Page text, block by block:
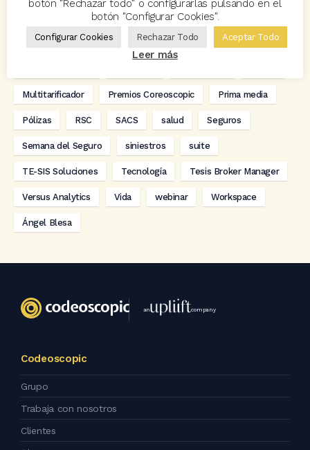
Eventos formación
hogar Innovación Innova Ibérica
Multitarificador Premios Coreoscopic Prima media
Pólizas RSC SACS salud Seguros
Semana del Seguro siniestros suite
TE-SIS Soluciones Tecnología Tesis Broker Manager
Versus Analytics Vida webinar Workspace
Ángel Blesa
an company
Codeoscopic
Grupo
Trabaja con nosotros
Clientes
botón "Rechazar todo" o configurarlas pulsando en el
botón "Configurar Cookies".
Configurar Cookies Rechazar Todo Aceptar Todo
Leer más